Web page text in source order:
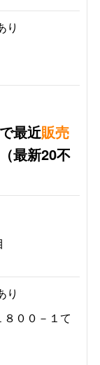
り
最近販売
最新20不
り
００－１て